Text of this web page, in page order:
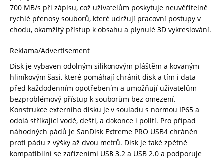
700 MB/s při zápisu, což uživatelům poskytuje neuvěřitelně
rychlé přenosy souborů, které udržují pracovní postupy v
chodu, okamžitý přístup k obsahu a plynulé 3D vykreslování.
Reklama/Advertisement
Disk je vybaven odolným silikonovým pláštěm a kovaným
hliníkovým šasi, které pomáhají chránit disk a tím i data
před každodenním opotřebením a umožňují uživatelům
bezproblémový přístup k souborům bez omezení.
Konstrukce externího disku je v souladu s normou IP65 a
odolá stříkající vodě, dešti, a dokonce i polití. Pro případ
náhodných pádů je SanDisk Extreme PRO USB4 chráněn
proti pádu z výšky až dvou metrů. Disk je také zpětně
kompatibilní se zařízeními USB 3.2 a USB 2.0 a podporuje